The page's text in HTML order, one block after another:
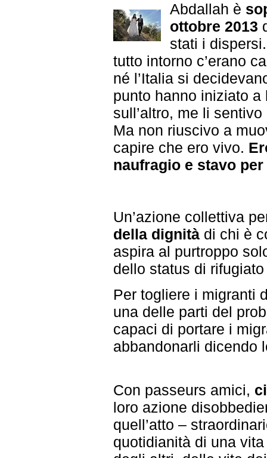
Abdallah è
ottobre 2013
stati i
tutto intorno c’erano
né l’Italia si
punto hanno iniziato
sull’altro, me li
Ma non riuscivo a
capire che ero vivo.
naufragio e stavo
Un’azione collettiva
della dignità di chi è
aspira al purtroppo
dello status di
Per togliere i migranti
una delle parti del
capaci di portare i
abbandonarli dicendo
Con passeurs amici,
loro azione
quell’atto –
quotidianità di una